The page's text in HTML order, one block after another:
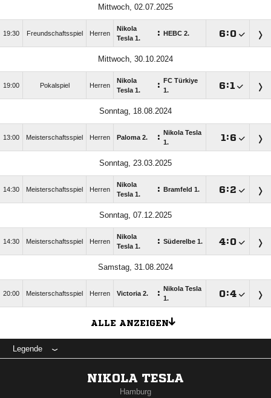
Mittwoch, 02.07.2025
19:30 Freundschaftsspiel Herren
Nikola
Tesla 1.
: HEBC 2. :
Mittwoch, 30.10.2024
19:00 Pokalspiel Herren
Nikola
Tesla 1.
:
FC Türkiye
1.
:
Sonntag, 18.08.2024
13:00 Meisterschaftsspiel Herren Paloma 2. :
Nikola Tesla
1.
:
Sonntag, 23.03.2025
14:30 Meisterschaftsspiel Herren
Nikola
Tesla 1.
: Bramfeld 1. :
Sonntag, 07.12.2025
14:30 Meisterschaftsspiel Herren
Nikola
Tesla 1.
: Süderelbe 1. :
Samstag, 31.08.2024
20:00 Meisterschaftsspiel Herren Victoria 2. :
Nikola Tesla
1.
:
ALLE ANZEIGEN
Legende
NIKOLA TESLA
Hamburg